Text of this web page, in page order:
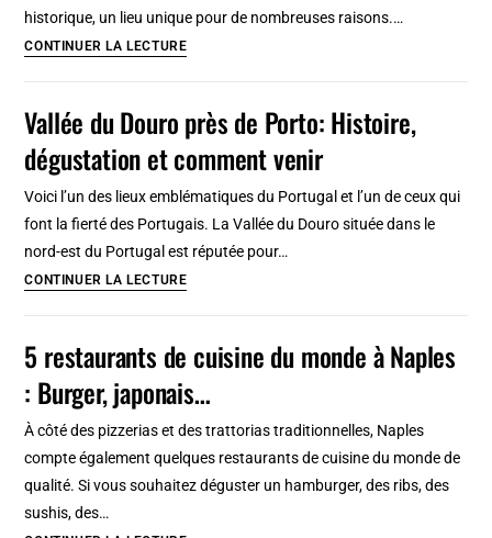
cafés
et
historique, un lieu unique pour de nombreuses raisons.…
CONTINUER LA LECTUREPalais
et
vieille
Vallée du Douro près de Porto: Histoire,
dégustation et comment venir
Voici l’un des lieux emblématiques du Portugal et l’un de ceux qui
font la fierté des Portugais. La Vallée du Douro située dans le
nord-est du Portugal est réputée pour…
CONTINUER LA LECTUREVallée
près
de
dégustation
5 restaurants de cuisine du monde à Naples
: Burger, japonais…
À côté des pizzerias et des trattorias traditionnelles, Naples
compte également quelques restaurants de cuisine du monde de
qualité. Si vous souhaitez déguster un hamburger, des ribs, des
sushis, des…